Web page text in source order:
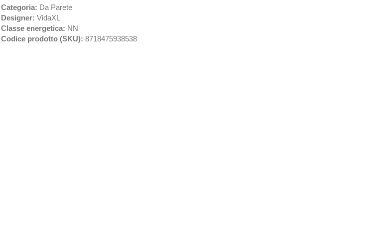
Categoria: Da Parete
Designer: VidaXL
Classe energetica: NN
Codice prodotto (SKU): 8718475938538